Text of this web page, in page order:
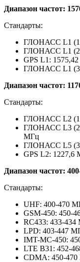
Диапазон частот:
Стандарты:
ГЛОНАСС L1 (1
ГЛОНАСС L1 (2
GPS L1:
ГЛОНАСС L1 (3
Диапазон частот:
Стандарты:
ГЛОНАСС L2
ГЛОНАСС L3
МГц
ГЛОНАСС L5 (3
GPS L2: 1227,6
Диапазон частот:
Стандарты:
UHF: 400-470
GSM-450: 450-
RC433: 433-
LPD: 403-447
IMT-MC-450:
LTE B31: 452-
CDMA: 450-